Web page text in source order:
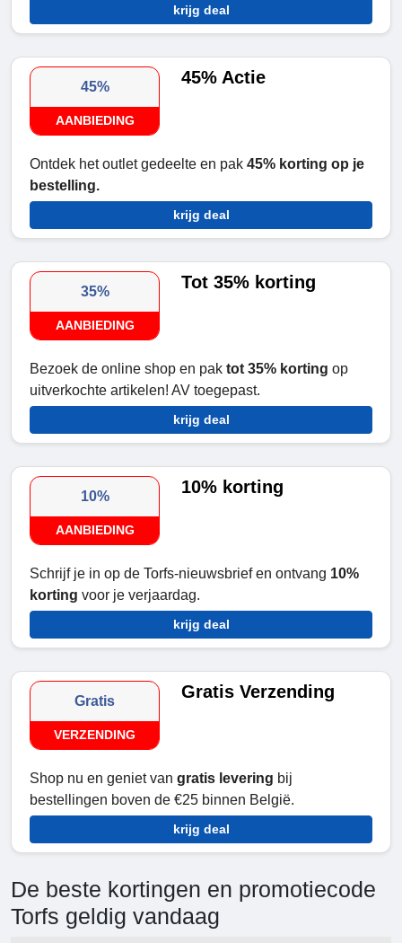
krijg deal
45%
AANBIEDING
45% Actie
Ontdek het outlet gedeelte en pak 45% korting op je
bestelling.
krijg deal
35%
AANBIEDING
Tot 35% korting
Bezoek de online shop en pak tot 35% korting op
uitverkochte artikelen! AV toegepast.
krijg deal
10%
AANBIEDING
10% korting
Schrijf je in op de Torfs-nieuwsbrief en ontvang 10%
korting voor je verjaardag.
krijg deal
Gratis
VERZENDING
Gratis Verzending
Shop nu en geniet van gratis levering bij
bestellingen boven de €25 binnen België.
krijg deal
De beste kortingen en promotiecode
Torfs geldig vandaag